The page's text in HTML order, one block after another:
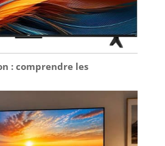
: comprendre les